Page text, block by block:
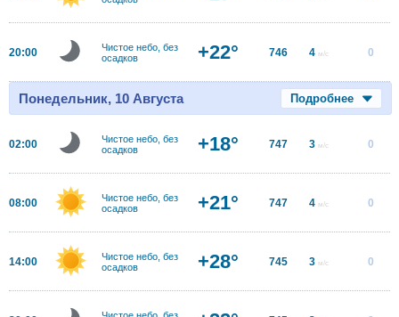
20:00
Чистое небо, без
осадков
+22° 746 4 м/с 0
Понедельник, 10 Августа Подробнее
02:00
Чистое небо, без
осадков
+18° 747 3 м/с 0
08:00
Чистое небо, без
осадков
+21° 747 4 м/с 0
14:00
Чистое небо, без
осадков
+28° 745 3 м/с 0